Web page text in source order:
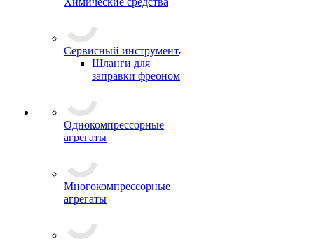
Сервисный инструмент
Шланги для
заправки фреоном
Однокомпрессорные
агрегаты
Многокомпрессорные
агрегаты